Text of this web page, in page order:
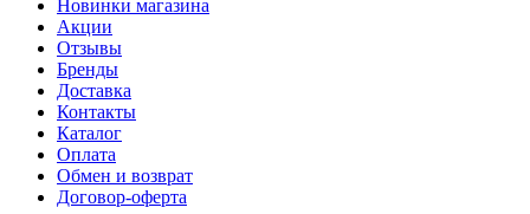
Новинки магазина
Акции
Отзывы
Бренды
Доставка
Контакты
Каталог
Оплата
Обмен и возврат
Договор-оферта